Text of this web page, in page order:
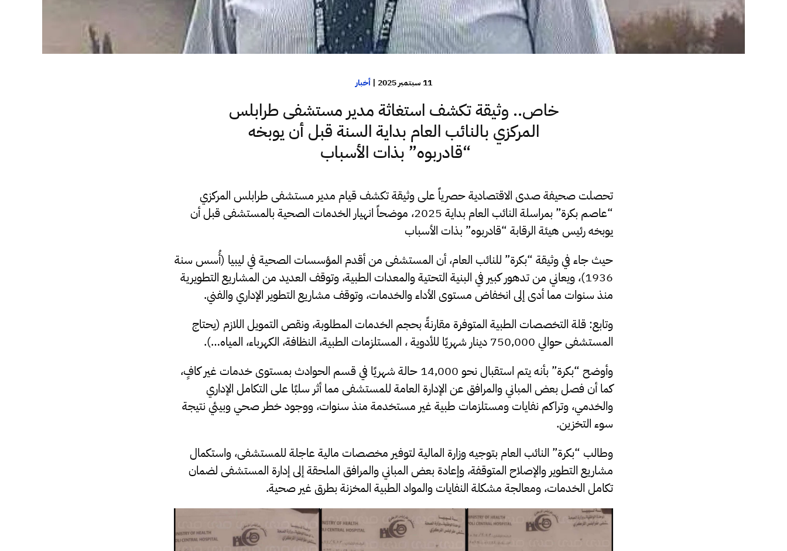
11 سبتمبر 2025 |أخبار
خاص.. وثيقة تكشف استغاثة مدير مستشفى طرابلس
المركزي بالنائب العام بداية السنة قبل أن يوبخه
“قادربوه” بذات الأسباب
تحصلت صحيفة صدى الاقتصادية حصرياً على وثيقة تكشف قيام مدير مستشفى طرابلس المركزي
“عاصم بكرة” بمراسلة النائب العام بداية 2025، موضحاً انهيار الخدمات الصحية بالمستشفى قبل أن
يوبخه رئيس هيئة الرقابة “قادربوه” بذات الأسباب
حيث جاء في وثيقة “بكرة” للنائب العام، أن المستشفى من أقدم المؤسسات الصحية في ليبيا (أُسس سنة
1936)، ويعاني من تدهور كبير في البنية التحتية والمعدات الطبية، وتوقف العديد من المشاريع التطويرية
منذ سنوات مما أدى إلى انخفاض مستوى الأداء والخدمات، وتوقف مشاريع التطوير الإداري والفني.
وتابع: قلة التخصصات الطبية المتوفرة مقارنةً بحجم الخدمات المطلوبة، ونقص التمويل اللازم (يحتاج
المستشفى حوالي 750,000 دينار شهريًا للأدوية ، المستلزمات الطبية، النظافة، الكهرباء، المياه…).
وأوضح “بكرة” بأنه يتم استقبال نحو 14,000 حالة شهريًا في قسم الحوادث بمستوى خدمات غير كافٍ،
كما أن فصل بعض المباني والمرافق عن الإدارة العامة للمستشفى مما أثر سلبًا على التكامل الإداري
والخدمي، وتراكم نفايات ومستلزمات طبية غير مستخدمة منذ سنوات، ووجود خطر صحي وبيئي نتيجة
سوء التخزين.
وطالب “بكرة” النائب العام بتوجيه وزارة المالية لتوفير مخصصات مالية عاجلة للمستشفى، واستكمال
مشاريع التطوير والإصلاح المتوقفة، وإعادة بعض المباني والمرافق الملحقة إلى إدارة المستشفى لضمان
تكامل الخدمات، ومعالجة مشكلة النفايات والمواد الطبية المخزنة بطرق غير صحية.